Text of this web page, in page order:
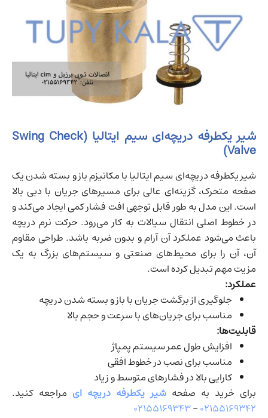
شیر یکطرفه دریچه‌ای سیم ایتالیا (Swing Check
Valve)
شیر یکطرفه دریچه‌ای سیم ایتالیا با مکانیزم باز و بسته شدن یک
صفحه متحرک، گزینه‌ای عالی برای مسیرهای جریان با دبی بالا
است. این مدل به طور قابل توجهی افت فشار کمی ایجاد می‌کند و
در خطوط اصلی انتقال سیالات به کار می‌رود. حرکت نرم دریچه
باعث می‌شود عملکرد آن آرام و بدون ضربه باشد. طراحی مقاوم
آن، آن را برای محیط‌های صنعتی و سیستم‌های بزرگ به یک
مزیت مهم تبدیل کرده است.
عملکرد:
جلوگیری از برگشت جریان با باز و بسته شدن دریچه
مناسب برای جریان‌های با سرعت و حجم بالا
قابلیت‌ها:
افزایش طول عمر سیستم پمپاژ
مناسب برای نصب در خطوط افقی
کارایی بالا در فشارهای متوسط و زیاد
برای خرید به صفحهشیر یکطرفه دریچه ای مراجعه کنید.
۰۲۱۵۵۱۶۹۳۴۲–۰۲۱۵۵۱۶۹۳۴۳